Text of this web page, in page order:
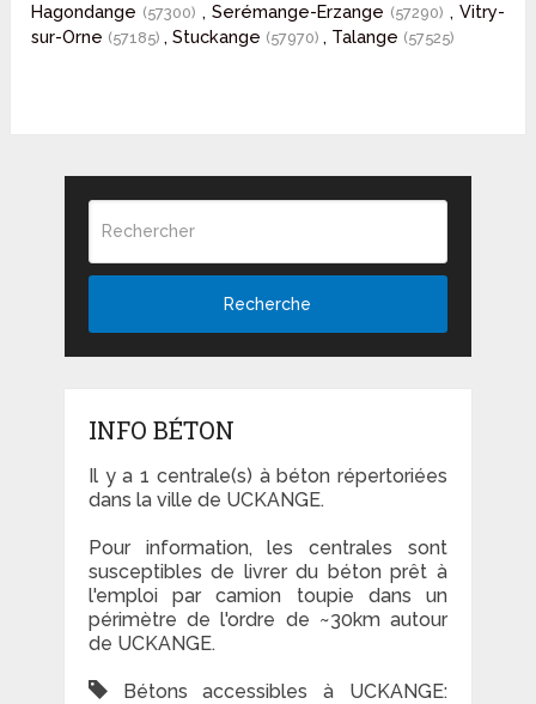
Hagondange (57300) , Serémange-Erzange (57290) , Vitry-
sur-Orne (57185), Stuckange (57970), Talange (57525)
Recherche
INFO BÉTON
Il y a 1 centrale(s) à béton répertoriées
dans la ville de UCKANGE.
Pour information, les centrales sont
susceptibles de livrer du béton prêt à
l'emploi par camion toupie dans un
périmètre de l'ordre de ~30km autour
de UCKANGE.
Bétons accessibles à UCKANGE: